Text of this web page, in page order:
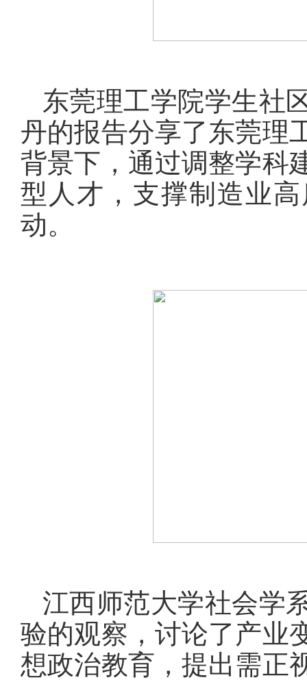
东莞理工学院学生社
丹的报告分享了东莞理
背景下，通过调整学科
型人才，支撑制造业
动。
江西师范大学社会学
验的观察，讨论了产业
想政治教育，提出需正